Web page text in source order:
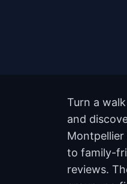
Turn a
and
to family-
reviews.